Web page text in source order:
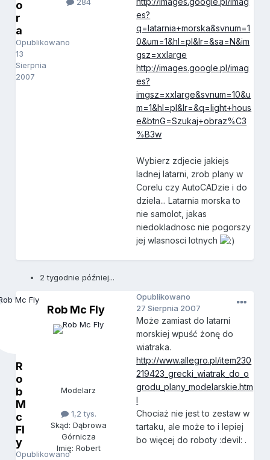
o
r
a
Opublikowano
13
Sierpnia
2007
284
es?
q=latarnia+morska&svnum=1
0&um=1&hl=pl&lr=&sa=N&im
gsz=xxlarge
http://images.google.pl/imag
es?
imgsz=xxlarge&svnum=10&u
m=1&hl=pl&lr=&q=light+hous
e&btnG=Szukaj+obraz%C3
%B3w
Wybierz zdjecie jakiejs
ladnej latarni, zrob plany w
Corelu czy AutoCADzie i do
dziela... Latarnia morska to
nie samolot, jakas
niedokladnosc nie pogorszy
jej wlasnosci lotnych
2 tygodnie później...
R
o
b
M
c
Fl
y
Opublikowano
Rob Mc Fly
Modelarz
1,2 tys.
Skąd: Dąbrowa
Górnicza
Imię: Robert
Opublikowano
27 Sierpnia 2007
Może zamiast do latarni
morskiej wpuść żonę do
wiatraka.
http://www.allegro.pl/item230
219423_grecki_wiatrak_do_o
grodu_plany_modelarskie.htm
l
Chociaż nie jest to zestaw w
tartaku, ale może to i lepiej
bo więcej do roboty :devil: .